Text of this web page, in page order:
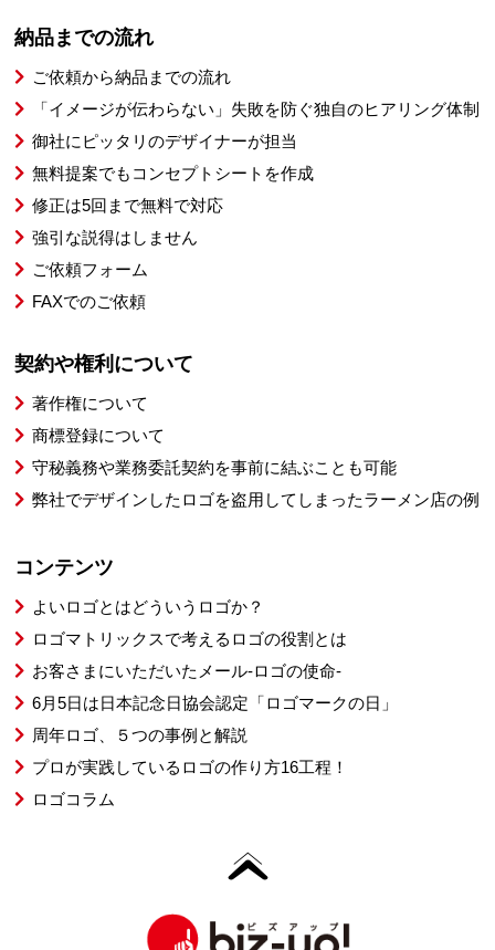
納品までの流れ
ご依頼から納品までの流れ
「イメージが伝わらない」失敗を防ぐ独自のヒアリング体制
御社にピッタリのデザイナーが担当
無料提案でもコンセプトシートを作成
修正は5回まで無料で対応
強引な説得はしません
ご依頼フォーム
FAXでのご依頼
契約や権利について
著作権について
商標登録について
守秘義務や業務委託契約を事前に結ぶことも可能
弊社でデザインしたロゴを盗用してしまったラーメン店の例
コンテンツ
よいロゴとはどういうロゴか？
ロゴマトリックスで考えるロゴの役割とは
お客さまにいただいたメール-ロゴの使命-
6月5日は日本記念日協会認定「ロゴマークの日」
周年ロゴ、５つの事例と解説
プロが実践しているロゴの作り方16工程！
ロゴコラム